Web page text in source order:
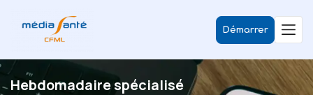
Démarrer
Hebdomadaire spécialisé